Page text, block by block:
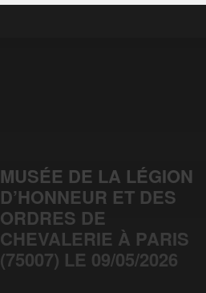
MUSÉE DE LA LÉGION
D’HONNEUR ET DES
ORDRES DE
CHEVALERIE À PARIS
(75007) LE 09/05/2026